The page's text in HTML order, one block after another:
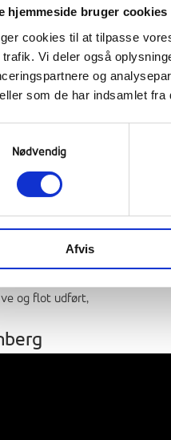
hjemmeside bruger cookies
cookies til at tilpasse
Vi deler også
og
som de har indsamlet fra
Nødvendig
Afvis
– Eleverne
or Ranum Efterskole
var starten på årets Lip Sync
som vi ellers ville have
op til begivenheden filmet og
(sådan er det, når unge
og flot udført,